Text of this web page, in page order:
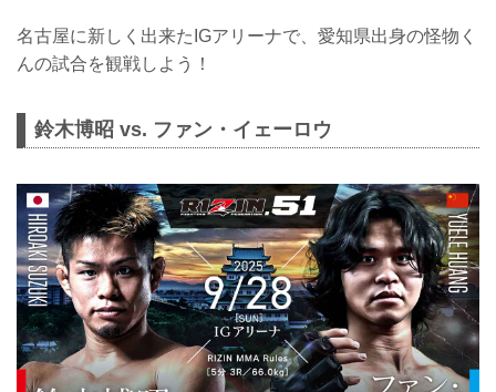
名古屋に新しく出来たIGアリーナで、愛知県出身の怪物く
んの試合を観戦しよう！
鈴木博昭 vs. ファン・イェーロウ